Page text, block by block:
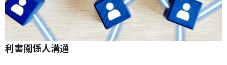
利害關係人溝通